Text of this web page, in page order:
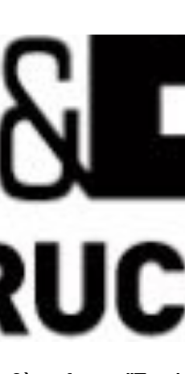
nécessité des efforts et des
de fête, de joie et de fierté. Je